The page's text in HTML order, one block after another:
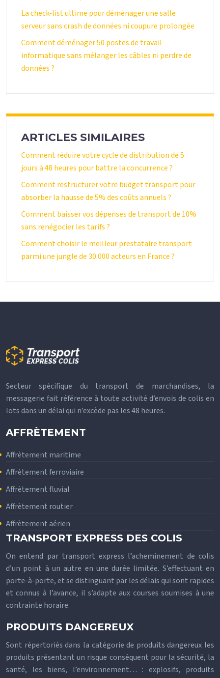
La check-list ultime pour déménager une salle
serveur sans crash de données ni coupure prolongée
Comment déménager 50 postes de travail
informatique sans mélanger les câbles ni perdre de
données ?
ARTICLES SIMILAIRES
Comment réduire votre cycle de distribution de 5
jours à 48 heures pour battre la concurrence ?
Comment restructurer votre budget transport pour
absorber la hausse de 5% des coûts annuels ?
Comment baisser vos dépenses de transport de 10%
sans renégocier les tarifs ?
Comment choisir le meilleur prestataire transport
parmi une jungle de 30 000 acteurs en France ?
Secteur spécifique du transport de marchandises, la
messagerie fait référence à toute activité d’envois de colis en
lots dans un délai qui n’excède pas les 48 heures.
AFFRÈTEMENT
Affrètement maritime
Affrètement ferroviaire
Affrètement fluvial
Affrètement routier
Affrètement aérien
TRANSPORT EXPRESS DES COLIS
On entend par transport express l’acheminement de colis
d’un point à un autre en une durée limitée. S’effectuant en
porte-à-porte, et se distinguant par les délais qui sont rapides
et connus à l’avance, il s’adapte aux courses soumises à une
contrainte horaire.
PRODUITS DANGEREUX
Sont répertoriés dans la catégorie de produits dangereux les
produits présentant un risque conséquent pour la sécurité, la
santé, les biens, l’environnement… : explosifs, produits